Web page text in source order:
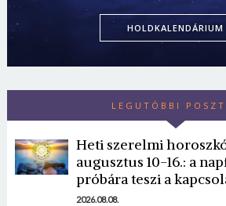
HOLDKALENDÁRIUM
LEGUTÓBBI
Heti szerelmi
augusztus 10-16.: a
próbára teszi a
2026.08.08.